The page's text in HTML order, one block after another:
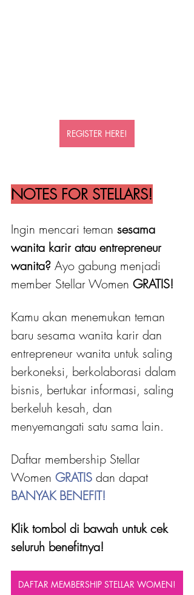
REGISTER HERE!
NOTES FOR STELLARS!
Ingin mencari teman sesama
wanita karir atau entrepreneur
wanita? Ayo gabung menjadi
member Stellar Women GRATIS!
Kamu akan menemukan teman
baru sesama wanita karir dan
entrepreneur wanita untuk saling
berkoneksi, berkolaborasi dalam
bisnis, bertukar informasi, saling
berkeluh kesah, dan
menyemangati satu sama lain.
Daftar membership Stellar
Women GRATIS dan dapat
BANYAK BENEFIT!
Klik tombol di bawah untuk cek
seluruh benefitnya!
DAFTAR MEMBERSHIP STELLAR WOMEN!